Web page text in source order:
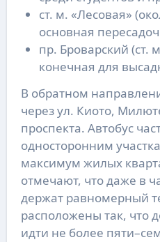
ст. м. «Лесовая»
основная
пр. Броварский (ст.
конечная для
В обратном
через ул. Киото,
проспекта. Автобус
односторонним
максимум жилых
отмечают, что даже в
держат равномерный
расположены так, что
идти не более